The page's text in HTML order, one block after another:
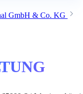
GmbH & Co. KG